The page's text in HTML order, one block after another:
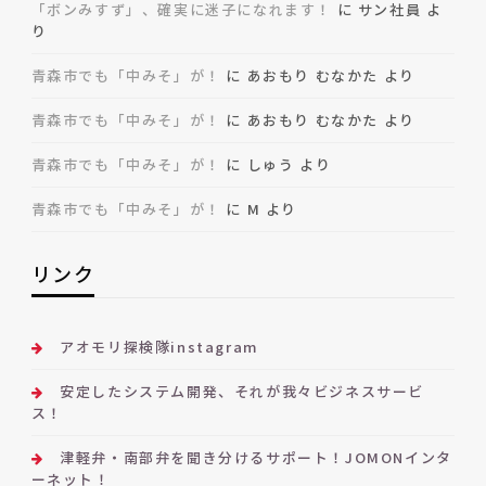
「ボンみすず」、確実に迷子になれます！ に サン社員 よ
り
青森市でも「中みそ」が！ に あおもり むなかた より
青森市でも「中みそ」が！ に あおもり むなかた より
青森市でも「中みそ」が！ に しゅう より
青森市でも「中みそ」が！ に M より
リンク
アオモリ探検隊instagram
安定したシステム開発、それが我々ビジネスサービ
ス！
津軽弁・南部弁を聞き分けるサポート！JOMONインタ
ーネット！